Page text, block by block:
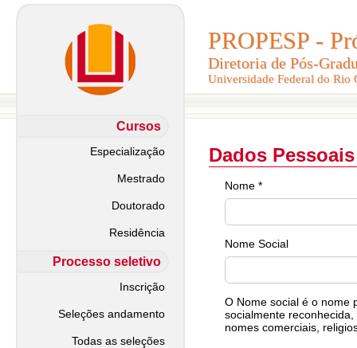
PROPESP -
Diretoria de Pós-
Universidade Federal do Rio
PROPESP -
Diretoria de Pós-
Universidade Federal do Rio
Cursos
Especialização
Mestrado
Doutorado
Residência
Processo seletivo
Inscrição
Seleções andamento
Todas as seleções
Dados Pessoais
Nome *
Nome Social
O Nome social é o nome
socialmente
nomes comerciais,